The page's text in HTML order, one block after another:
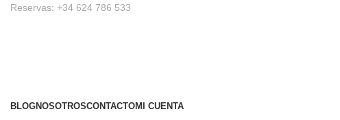
Reservas: +34 624 786 533
BLOGNOSOTROSCONTACTOMI CUENTA